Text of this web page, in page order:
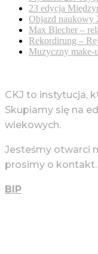
23 edycja
Objazd naukowy
Max Blecher –
Rekordirung –
Muzyczny make-
CKJ to instytucja,
Skupiamy się na
wiekowych.
Jesteśmy otwarci
prosimy o kontakt.
BIP